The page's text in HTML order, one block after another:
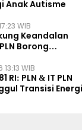
Anak Autisme
WIB
Keandalan
Borong
WIB
RI: PLN & IT PLN
Transisi Energi